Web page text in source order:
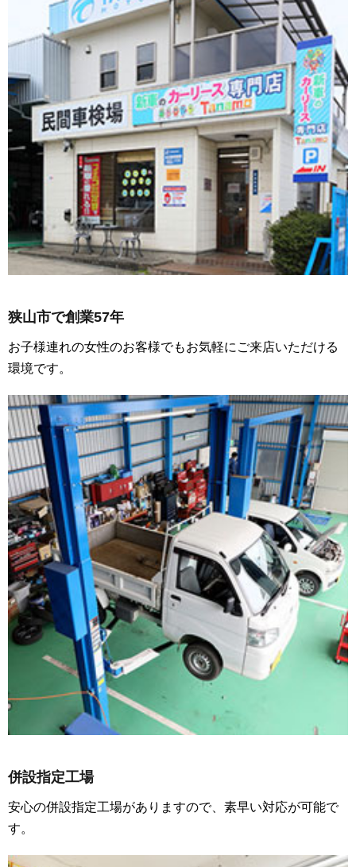
狭山市で創業57年
お子様連れの女性のお客様でもお気軽にご来店いただける
環境です。
併設指定工場
安心の併設指定工場がありますので、素早い対応が可能で
す。